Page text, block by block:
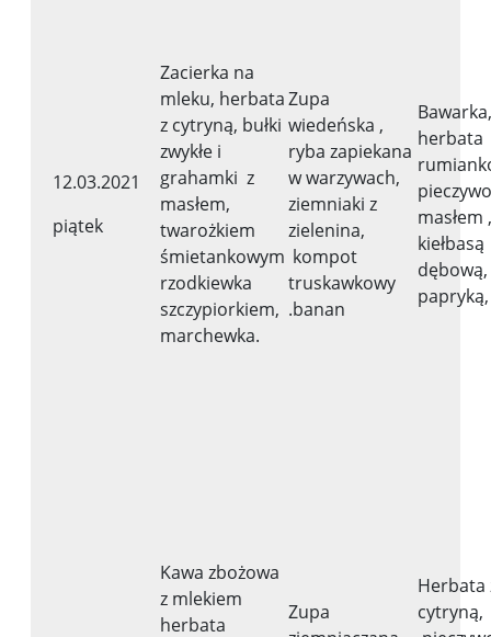
12.03.2021
piątek
Zacierka na
mleku, herbata
z cytryną, bułki
zwykłe i
grahamki z
masłem,
twarożkiem
śmietankowym
rzodkiewka
szczypiorkiem,
marchewka.
Zupa
wiedeńska ,
ryba zapiekana
w warzywach,
ziemniaki z
zielenina,
kompot
truskawkowy
.banan
Bawarka,
herbata
masłem
kiełbasą
dębową,
papryką,
Kawa zbożowa
z mlekiem
herbata
Zupa
Herbata
cytryną,